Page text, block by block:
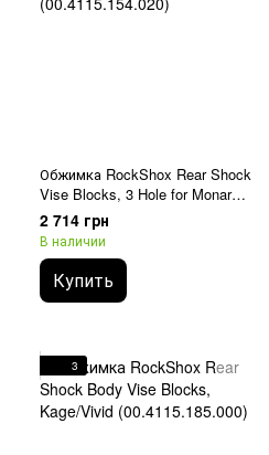
Обжимка RockShox Rear Shock
Vise Blocks, 3 Hole for Monarch
/ Vivid / Vivid Air
(00.4115.154.020)
2 714 грн
В наличии
Купить
3